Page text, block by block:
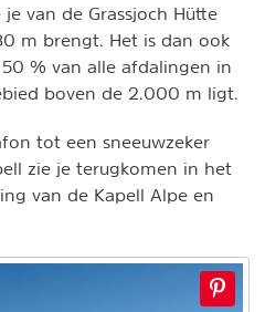
van de Grassjoch Hütte
m brengt. Het is dan ook
% van alle afdalingen in
boven de 2.000 m ligt.
tot een sneeuwzeker
zie je terugkomen in het
van de Kapell Alpe en